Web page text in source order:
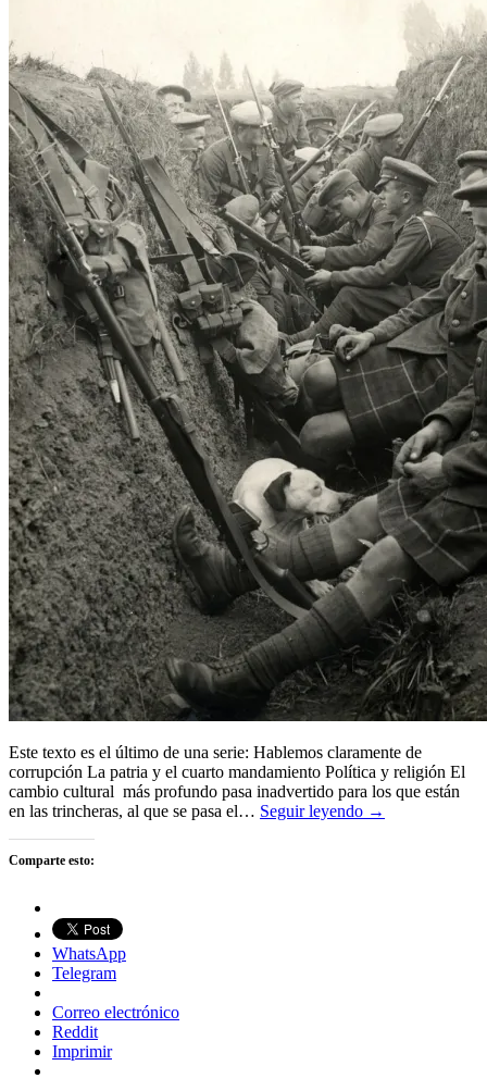
Este texto es el último de una serie: Hablemos claramente de
corrupción La patria y el cuarto mandamiento Política y religión El
cambio cultural más profundo pasa inadvertido para los que están
en las trincheras, al que se pasa el… Seguir leyendo →
Comparte esto:
WhatsApp
Telegram
Correo electrónico
Reddit
Imprimir